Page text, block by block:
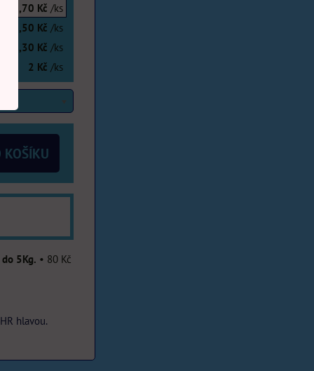
2,70 Kč /ks
2,50 Kč /ks
2,30 Kč /ks
2 Kč /ks
KOŠÍKU
5Kg. • 80 Kč
hlavou.